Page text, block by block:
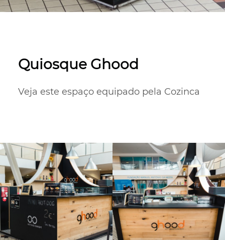
Quiosque Ghood
Veja este espaço equipado pela Cozinca